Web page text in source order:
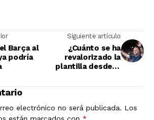
Barça al
podría
Siguiente artículo
¿Cuánto se ha
revalorizado la
plantilla desde la
electrónico no será publicada. Los
están marcados con *